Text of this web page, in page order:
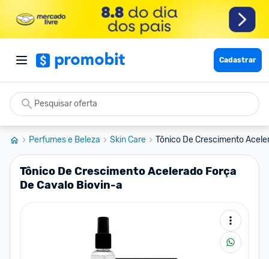
Cadastrar
Perfumes e Beleza Skin Care Tônico De Crescimento
Tônico De Crescimento Acelerado Força
De Cavalo Biovin-a